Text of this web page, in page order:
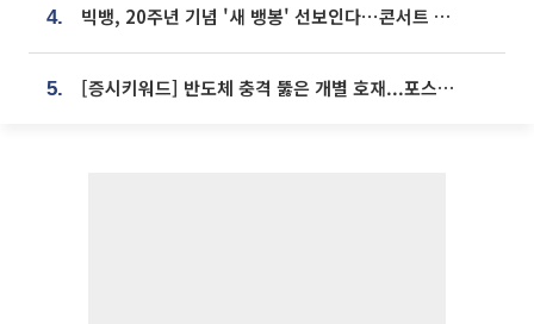
4. 빅뱅, 20주년 기념 '새 뱅봉' 선보인다⋯콘서트 앞두고 팝업 개최
5. [증시키워드] 반도체 충격 뚫은 개별 호재...포스코퓨처엠·에코프로·한화솔루션 '눈길'